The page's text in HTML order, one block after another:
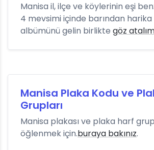
Manisa il, ilçe ve köylerinin eşi
4 mevsimi içinde barından
albümünü gelin birlikte göz
Manisa Plaka Kodu ve
Grupları
Manisa plakası ve plaka harf
öğlenmek için.buraya bakınız.